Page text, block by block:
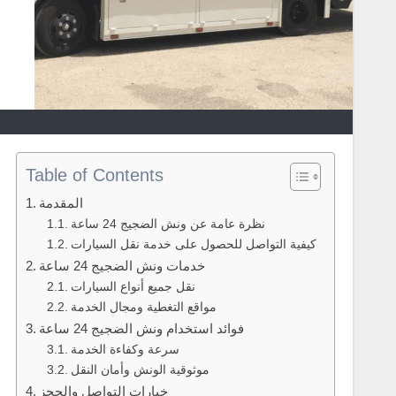
Table of Contents
المقدمة
نظرة عامة عن ونش الضجيج 24 ساعة
كيفية التواصل للحصول على خدمة نقل السيارات
خدمات ونش الضجيج 24 ساعة
نقل جميع أنواع السيارات
مواقع التغطية ومجال الخدمة
فوائد استخدام ونش الضجيج 24 ساعة
سرعة وكفاءة الخدمة
موثوقية الونش وأمان النقل
خيارات التواصل والحجز